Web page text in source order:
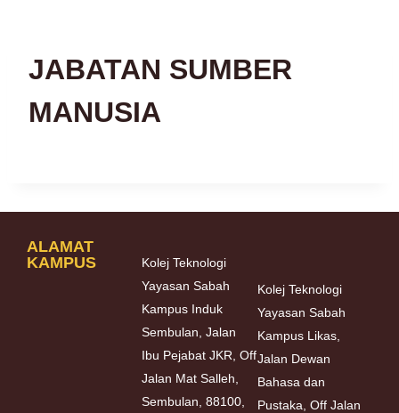
JABATAN SUMBER
MANUSIA
ALAMAT
KAMPUS
Kolej Teknologi
Yayasan Sabah
Kampus Induk
Sembulan, Jalan
Ibu Pejabat JKR, Off
Jalan Mat Salleh,
Sembulan, 88100,
Kolej Teknologi
Yayasan Sabah
Kampus Likas,
Jalan Dewan
Bahasa dan
Pustaka, Off Jalan